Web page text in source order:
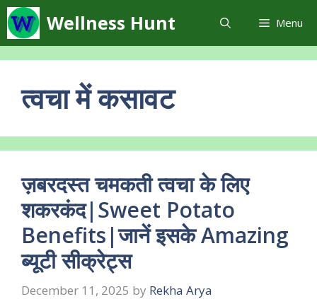
Skip
to
content
Wellness Hunt Menu
त्वचा में कसावट
ज़बरदस्त चमकती त्वचा के लिए
शकरकंद|Sweet Potato
Benefits|जानें इसके Amazing
ब्यूटी सीक्रेट्स
December 11, 2025 by Rekha Arya